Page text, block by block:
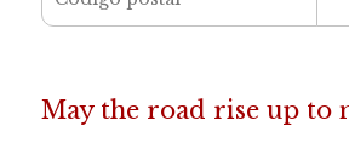
May the road rise up to